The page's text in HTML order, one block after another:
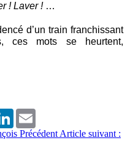
! Laver !…
d’un train franchissant
ces mots se heurtent,
LinkedIn
Précédent Article suivant :